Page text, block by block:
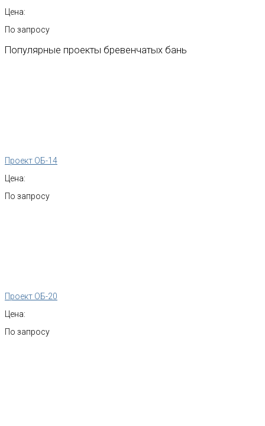
Цена:
По запросу
Популярные проекты бревенчатых бань
Проект ОБ-14
Цена:
По запросу
Проект ОБ-20
Цена:
По запросу